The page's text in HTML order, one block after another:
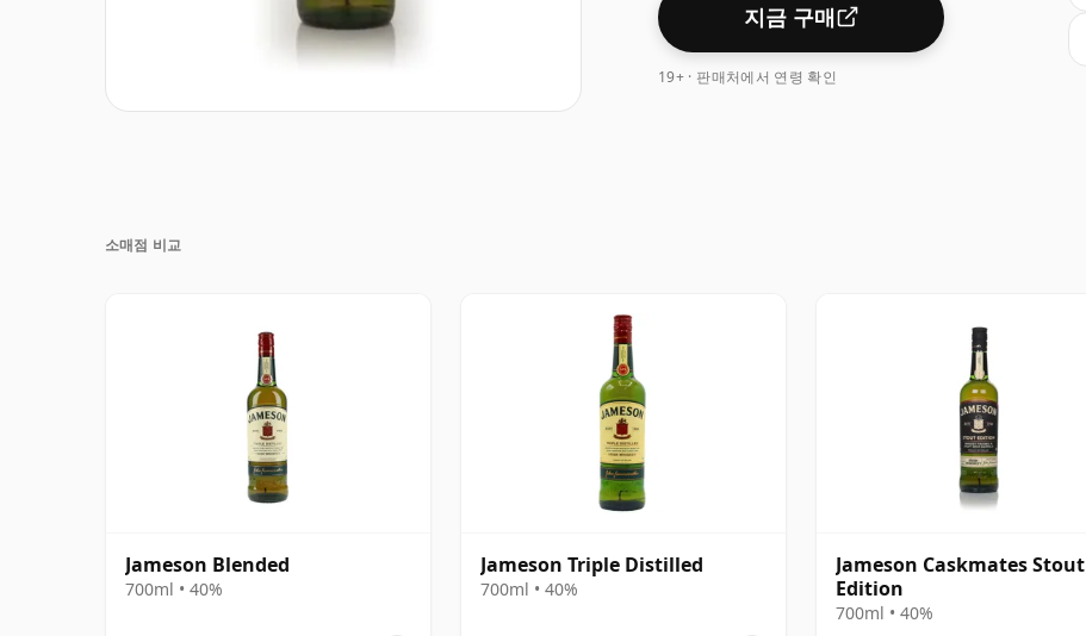
지금 구매
19+ · 판매처에서 연령 확인
소매점 비교
Jameson Blended
700ml • 40%
Jameson Triple Distilled
700ml • 40%
Jameson Caskmates Stout
Edition
700ml • 40%